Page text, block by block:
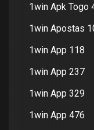
1win Apk Togo
1win Apostas
1win App 118
1win App 237
1win App 329
1win App 476